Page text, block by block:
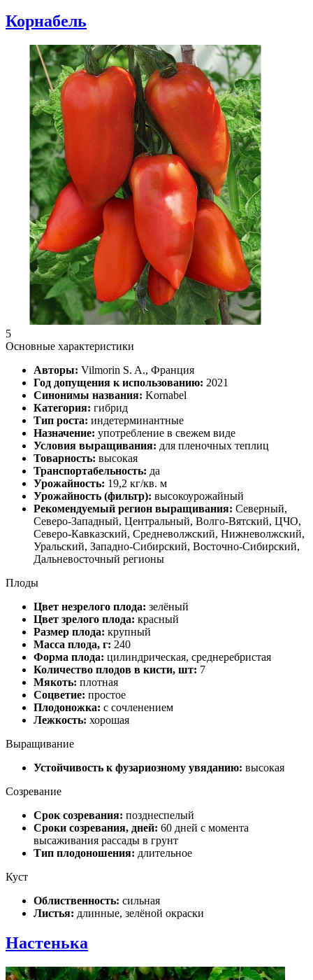
Корнабель
5
Основные характеристики
Авторы: Vilmorin S. A., Франция
Год допущения к использованию: 2021
Синонимы названия: Kornabel
Категория: гибрид
Тип роста: индетерминантные
Назначение: употребление в свежем виде
Условия выращивания: для пленочных теплиц
Товарность: высокая
Транспортабельность: да
Урожайность: 19,2 кг/кв. м
Урожайность (фильтр): высокоурожайный
Рекомендуемый регион выращивания: Северный,
Северо-Западный, Центральный, Волго-Вятский, ЦЧО,
Северо-Кавказский, Средневолжский, Нижневолжский,
Уральский, Западно-Сибирский, Восточно-Сибирский,
Дальневосточный регионы
Плоды
Цвет незрелого плода: зелёный
Цвет зрелого плода: красный
Размер плода: крупный
Масса плода, г: 240
Форма плода: цилиндрическая, среднеребристая
Количество плодов в кисти, шт: 7
Мякоть: плотная
Соцветие: простое
Плодоножка: с сочленением
Лежкость: хорошая
Выращивание
Устойчивость к фузариозному увяданию: высокая
Созревание
Срок созревания: позднеспелый
Сроки созревания, дней: 60 дней с момента
высаживания рассады в грунт
Тип плодоношения: длительное
Куст
Облиственность: сильная
Листья: длинные, зелёной окраски
Настенька